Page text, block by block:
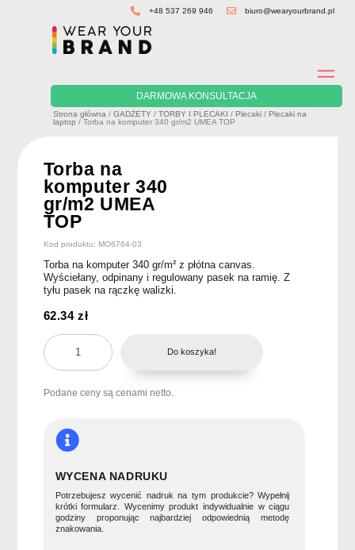
+48 537 269 946 biuro@wearyourbrand.pl
DARMOWA KONSULTACJA
Strona główna /GADŻETY /TORBY I PLECAKI / Plecaki / Plecaki na
laptop / Torba na komputer 340 gr/m2 UMEA TOP
Torba na
komputer 340
gr/m2 UMEA
TOP
Kod produktu: MO6764-03
Torba na komputer 340 gr/m² z płótna canvas.
Wyściełany, odpinany i regulowany pasek na ramię. Z
tyłu pasek na rączkę walizki.
62.34zł
ilość
Torba
komputer
UMEA
Do koszyka!
Podane ceny są cenami netto.
WYCENA NADRUKU
Potrzebujesz wycenić nadruk na tym produkcie? Wypełnij
krótki formularz. Wycenimy produkt indywidualnie w ciągu
godziny proponując najbardziej odpowiednią metodę
znakowania.